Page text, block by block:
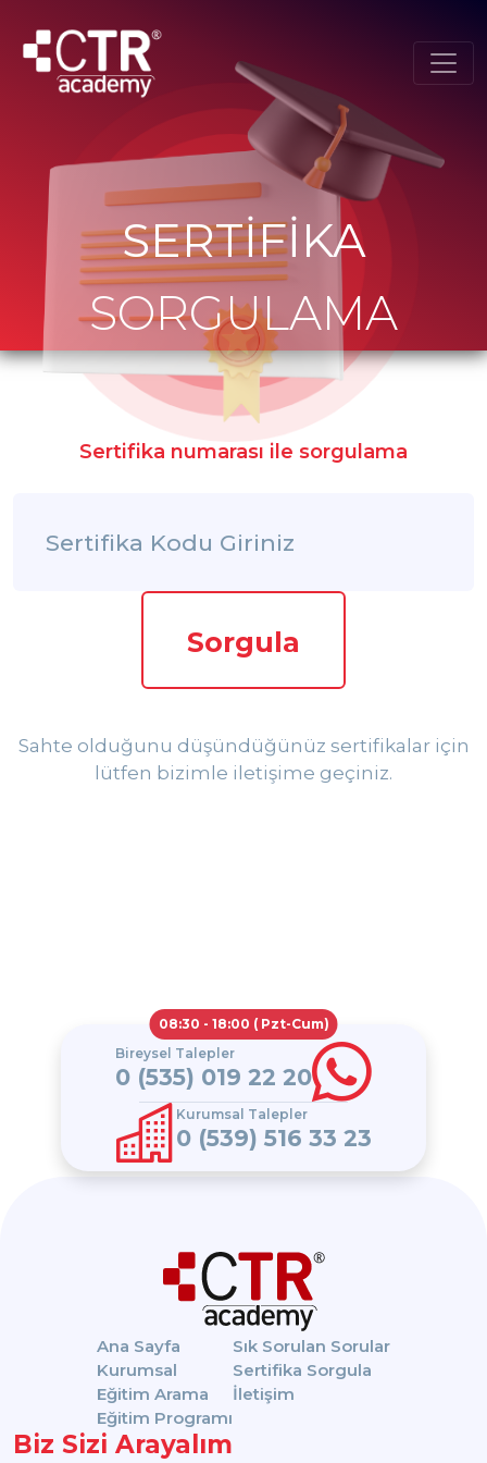
SERTİFİKA
SORGULAMA
Sertifika numarası ile sorgulama
Sorgula
Sahte olduğunu düşündüğünüz sertifikalar için
lütfen bizimle iletişime geçiniz.
08:30 - 18:00 ( Pzt-Cum)
Bireysel Talepler
0 (535) 019 22 20
Kurumsal Talepler
0 (539) 516 33 23
Ana Sayfa
Kurumsal
Eğitim Arama
Eğitim Programı
Sık Sorulan Sorular
Sertifika Sorgula
İletişim
Biz Sizi Arayalım